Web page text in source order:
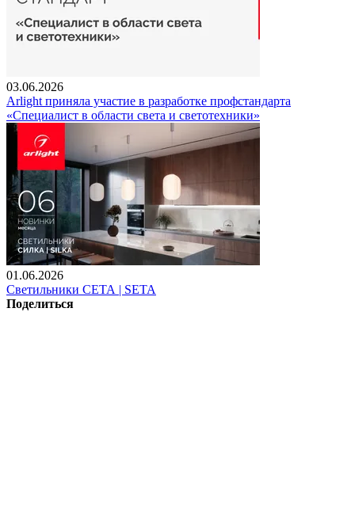
03.06.2026
Arlight приняла участие в разработке профстандарта
«Специалист в области света и светотехники»
01.06.2026
Светильники СЕТА | SETA
Поделиться